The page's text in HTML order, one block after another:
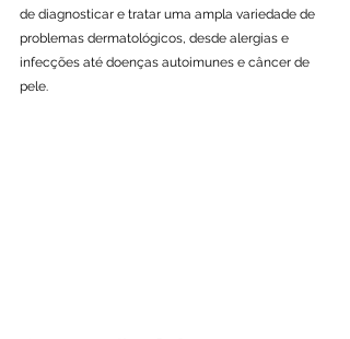
de diagnosticar e tratar uma ampla variedade de
problemas dermatológicos, desde alergias e
infecções até doenças autoimunes e câncer de
pele.